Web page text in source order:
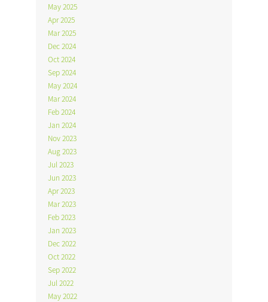
May 2025
Apr 2025
Mar 2025
Dec 2024
Oct 2024
Sep 2024
May 2024
Mar 2024
Feb 2024
Jan 2024
Nov 2023
Aug 2023
Jul 2023
Jun 2023
Apr 2023
Mar 2023
Feb 2023
Jan 2023
Dec 2022
Oct 2022
Sep 2022
Jul 2022
May 2022